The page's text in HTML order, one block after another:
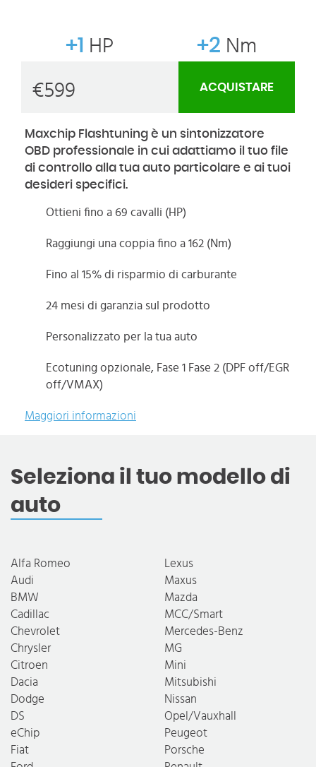
+1 HP +2 Nm
€599 ACQUISTARE
Maxchip Flashtuning è un sintonizzatore
OBD professionale in cui adattiamo il tuo file
di controllo alla tua auto particolare e ai tuoi
desideri specifici.
Ottieni fino a 69 cavalli (HP)
Raggiungi una coppia fino a 162 (Nm)
Fino al 15% di risparmio di carburante
24 mesi di garanzia sul prodotto
Personalizzato per la tua auto
Ecotuning opzionale, Fase 1 Fase 2 (DPF off/EGR
off/VMAX)
Maggiori informazioni
Seleziona il tuo modello di
auto
Alfa Romeo
Audi
BMW
Cadillac
Chevrolet
Chrysler
Citroen
Dacia
Dodge
DS
eChip
Fiat
Lexus
Maxus
Mazda
MCC/Smart
Mercedes-Benz
MG
Mini
Mitsubishi
Nissan
Opel/Vauxhall
Peugeot
Porsche